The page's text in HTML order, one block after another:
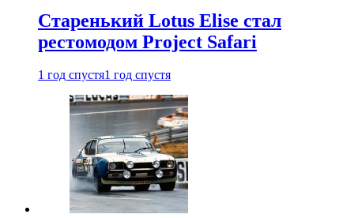
Старенький Lotus Elise стал
рестомодом Project Safari
1 год спустя1 год спустя